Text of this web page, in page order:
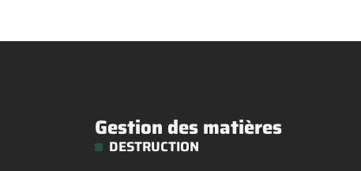
Gestion des matières
DESTRUCTION